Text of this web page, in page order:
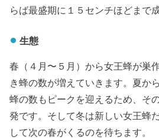
らば最盛期に１５センチほどまで
生態
春（４月〜５月）から女王蜂が巣
き蜂の数が増えていきます。夏か
蜂の数もピークを迎えるため、そ
発です。そして冬は新しい女王蜂
して次の春がくるのを待ちます。